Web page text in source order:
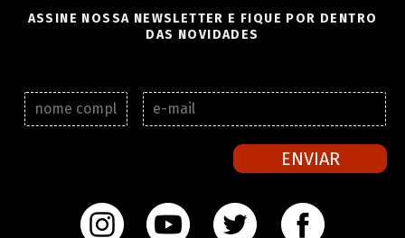
ASSINE NOSSA NEWSLETTER E FIQUE POR DENTRO
DAS NOVIDADES
N
o
ENVIAR